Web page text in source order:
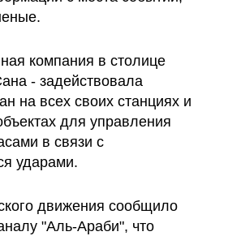
компания в столице
- задействовала
на всех своих станциях и
для управления
в связи с
ударами.
движения сообщило
"Аль-Араби", что